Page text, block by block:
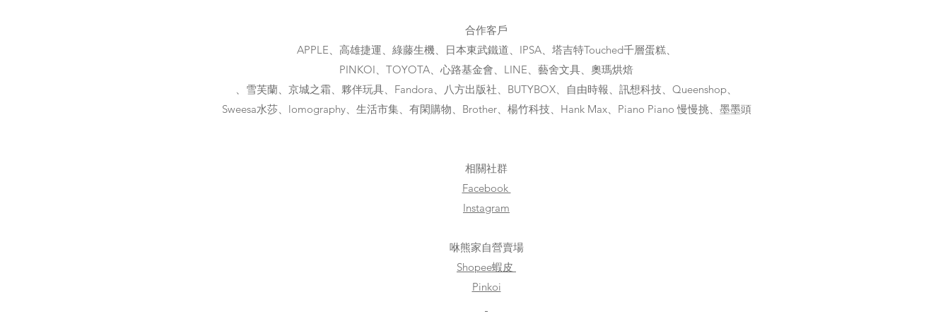
合作客戶
APPLE、高雄捷運、綠藤生機、日本東武鐵道、IPSA、塔吉特Touched千層蛋糕、
PINKOI、TOYOTA、心路基金會、LINE、藝舍文具、奧瑪烘焙
、雪芙蘭、京城之霜、夥伴玩具、Fandora、八方出版社、BUTYBOX、自由時報、訊想科技、Queenshop、
Sweesa水莎、lomography、生活市集、有閑購物、Brother、楊竹科技、Hank Max、Piano Piano 慢慢挑、墨墨頭
​相關社群
Facebook
Instagram
咻熊家自營賣場
Shopee蝦皮
Pinkoi